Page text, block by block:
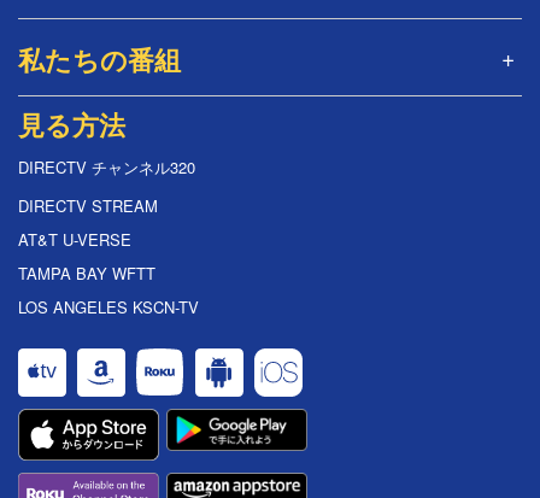
私たちの番組
見る方法
DIRECTV チャンネル320
DIRECTV STREAM
AT&T U-VERSE
TAMPA BAY WFTT
LOS ANGELES KSCN-TV